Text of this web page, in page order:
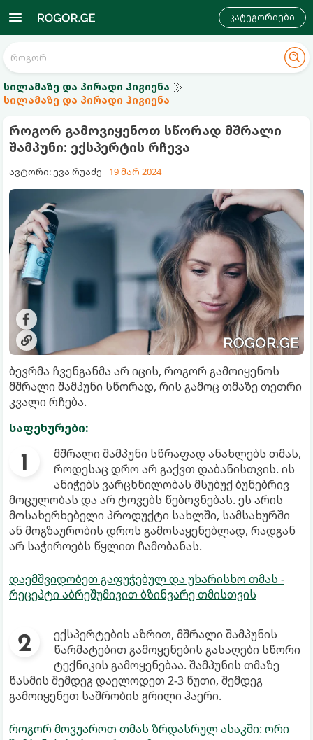
კატეგორიები
სილამაზე და პირადი ჰიგიენა
სილამაზე და პირადი ჰიგიენა
როგორ გამოვიყენოთ სწორად მშრალი
შამპუნი: ექსპერტის რჩევა
ავტორი: ევა რუაძე 19 მარ 2024
ბევრმა ჩვენგანმა არ იცის, როგორ გამოიყენოს
მშრალი შამპუნი სწორად, რის გამოც თმაზე თეთრი
კვალი რჩება.
საფეხურები:
მშრალი შამპუნი სწრაფად ანახლებს თმას,
როდესაც დრო არ გაქვთ დაბანისთვის. ის
ანიჭებს ვარცხნილობას მსუბუქ ბუნებრივ
მოცულობას და არ ტოვებს წებოვნებას. ეს არის
მოსახერხებელი პროდუქტი სახლში, სამსახურში
ან მოგზაურობის დროს გამოსაყენებლად, რადგან
არ საჭიროებს წყლით ჩამობანას.
დაემშვიდობეთ გაფუჭებულ და უხარისხო თმას -
რეცეპტი აბრეშუმივით ბზინვარე თმისთვის
ექსპერტების აზრით, მშრალი შამპუნის
წარმატებით გამოყენების გასაღები სწორი
ტექნიკის გამოყენებაა. შამპუნის თმაზე
წასმის შემდეგ დაელოდეთ 2-3 წუთი, შემდეგ
გამოიყენეთ საშრობის გრილი ჰაერი.
როგორ მოვუაროთ თმას ზრდასრულ ასაკში: ორი